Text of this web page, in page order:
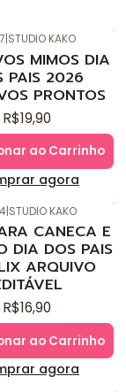
|STUDIO KAKO
MIMOS DIA
PAIS 2026
PRONTOS
R$19,90
ao Carrinho
agora
|STUDIO KAKO
CANECA E
DIA DOS PAIS
ARQUIVO
R$16,90
ao Carrinho
agora